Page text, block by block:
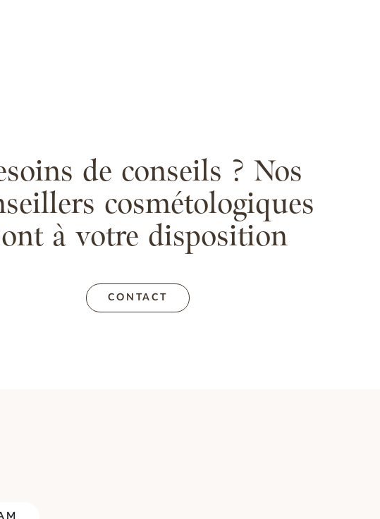
de conseils ? Nos
cosmétologiques
à votre disposition
CONTACT